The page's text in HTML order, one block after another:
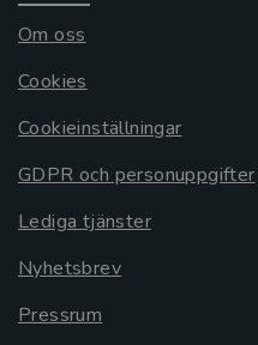
Om oss
Cookies
Cookieinställningar
GDPR och personuppgifter
Lediga tjänster
Nyhetsbrev
Pressrum